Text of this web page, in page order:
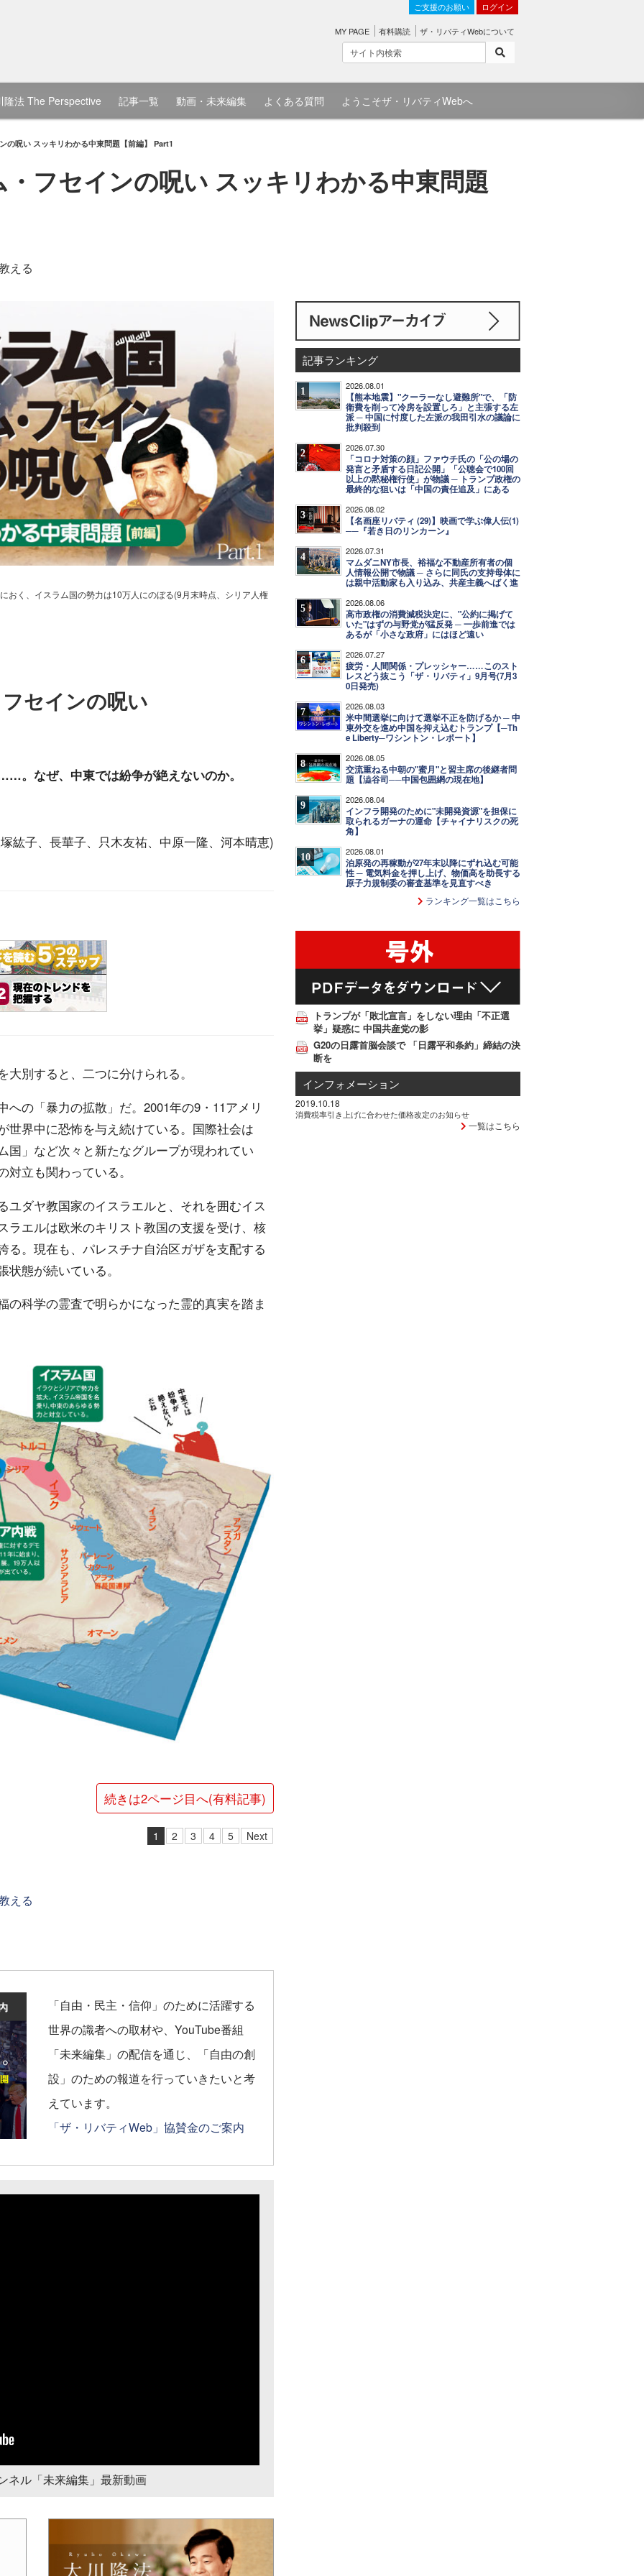
ご支援のお願い ログイン
MY PAGE 有料購読 ザ・リバティWebについて
隆法 The Perspective 記事一覧 動画・未来編集 よくある質問 ようこそザ・リバティWebへ
の呪い スッキリわかる中東問題【前編】 Part1
フセインの呪い スッキリわかる中東問題
える
おく、イスラム国の勢力は10万人にのぼる(9月末時点、シリア人権
セインの呪い
。なぜ、中東では紛争が絶えないのか。
紘子、長華子、只木友祐、中原一隆、河本晴恵)
別すると、二つに分けられる。
の「暴力の拡散」だ。2001年の9・11アメリ
世界中に恐怖を与え続けている。国際社会は
国」など次々と新たなグループが現われてい
立も関わっている。
ユダヤ教国家のイスラエルと、それを囲むイス
ラエルは欧米のキリスト教国の支援を受け、核
る。現在も、パレスチナ自治区ガザを支配する
態が続いている。
の科学の霊査で明らかになった霊的真実を踏ま
続きは2ページ目へ(有料記事)
1 2 3 4 5 Next
える
「自由・民主・信仰」のために活躍する
世界の識者への取材や、YouTube番組
「未来編集」の配信を通じ、「自由の創
設」のための報道を行っていきたいと考
えています。
「ザ・リバティWeb」協賛金のご案内
ネル「未来編集」最新動画
記事ランキング
1 2026.08.01
【熊本地震】"クーラーなし避難所"で、「防
衛費を削って冷房を設置しろ」と主張する左
派 ─ 中国に忖度した左派の我田引水の議論に
批判殺到
2 2026.07.30
「コロナ対策の顔」ファウチ氏の「公の場の
発言と矛盾する日記公開」「公聴会で100回
以上の黙秘権行使」が物議 ─ トランプ政権の
最終的な狙いは「中国の責任追及」にある
3 2026.08.02
【名画座リバティ (29)】映画で学ぶ偉人伝(1)
──『若き日のリンカーン』
4 2026.07.31
マムダニNY市長、裕福な不動産所有者の個
人情報公開で物議 ─ さらに同氏の支持母体に
は親中活動家も入り込み、共産主義へばく進
5 2026.08.06
高市政権の消費減税決定に、"公約に掲げて
いた"はずの与野党が猛反発 ─ 一歩前進では
あるが「小さな政府」にはほど遠い
6 2026.07.27
疲労・人間関係・プレッシャー……このスト
レスどう抜こう「ザ・リバティ」9月号(7月3
0日発売)
7 2026.08.03
米中間選挙に向けて選挙不正を防げるか ─ 中
東外交を進め中国を抑え込むトランプ【─Th
e Liberty─ワシントン・レポート】
8 2026.08.05
交流重ねる中朝の"蜜月"と習主席の後継者問
題【澁谷司──中国包囲網の現在地】
9 2026.08.04
インフラ開発のために"未開発資源"を担保に
取られるガーナの運命【チャイナリスクの死
角】
10 2026.08.01
泊原発の再稼動が27年末以降にずれ込む可能
性 ─ 電気料金を押し上げ、物価高を助長する
原子力規制委の審査基準を見直すべき
ランキング一覧はこちら
トランプが「敗北宣言」をしない理由「不正選
挙」疑惑に 中国共産党の影
G20の日露首脳会談で 「日露平和条約」締結の決
断を
インフォメーション
2019.10.18
消費税率引き上げに合わせた価格改定のお知らせ
一覧はこちら